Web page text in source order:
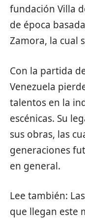
fundación Villa
de época
Zamora, la cual
Con la partida
Venezuela
talentos en la
escénicas. Su
sus obras, las
generaciones
en general.
Lee también:
que llegan este